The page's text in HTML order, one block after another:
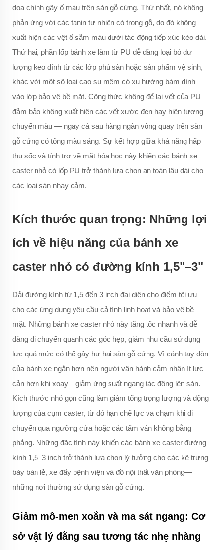
dọa chính gây ố màu trên sàn gỗ cứng. Thứ nhất, nó không
phản ứng với các tanin tự nhiên có trong gỗ, do đó không
xuất hiện các vệt ố sẫm màu dưới tác động tiếp xúc kéo dài.
Thứ hai, phần lốp bánh xe làm từ PU dễ dàng loại bỏ dư
lượng keo dính từ các lớp phủ sàn hoặc sản phẩm vệ sinh,
khác với một số loại cao su mềm có xu hướng bám dính
vào lớp bảo vệ bề mặt. Công thức không để lại vết của PU
đảm bảo không xuất hiện các vết xước đen hay hiện tượng
chuyển màu — ngay cả sau hàng ngàn vòng quay trên sàn
gỗ cứng có tông màu sáng. Sự kết hợp giữa khả năng hấp
thụ sốc và tính trơ về mặt hóa học này khiến các bánh xe
caster nhỏ có lốp PU trở thành lựa chọn an toàn lâu dài cho
các loại sàn nhạy cảm.
Kích thước quan trọng: Những lợi
ích về hiệu năng của bánh xe
caster nhỏ có đường kính 1,5"–3"
Dải đường kính từ 1,5 đến 3 inch đại diện cho điểm tối ưu
cho các ứng dụng yêu cầu cả tính linh hoạt và bảo vệ bề
mặt. Những bánh xe caster nhỏ này tăng tốc nhanh và dễ
dàng di chuyển quanh các góc hẹp, giảm nhu cầu sử dụng
lực quá mức có thể gây hư hại sàn gỗ cứng. Vì cánh tay đòn
của bánh xe ngắn hơn nên người vận hành cảm nhận ít lực
cản hơn khi xoay—giảm ứng suất ngang tác động lên sàn.
Kích thước nhỏ gọn cũng làm giảm tổng trọng lượng và động
lượng của cụm caster, từ đó hạn chế lực va chạm khi di
chuyển qua ngưỡng cửa hoặc các tấm ván không bằng
phẳng. Những đặc tính này khiến các bánh xe caster đường
kính 1,5–3 inch trở thành lựa chọn lý tưởng cho các kệ trưng
bày bán lẻ, xe đẩy bệnh viện và đồ nội thất văn phòng—
những nơi thường sử dụng sàn gỗ cứng.
Giảm mô-men xoắn và ma sát ngang: Cơ
sở vật lý đằng sau tương tác nhẹ nhàng